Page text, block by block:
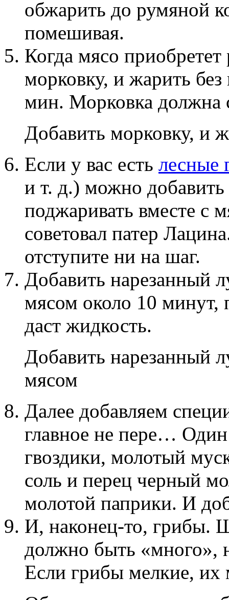
обжарить до румяной
помешивая.
Когда мясо
морковку, и жарить
мин. Морковка должна
Добавить морковку, и
Если у вас есть лесные
и т. д.) можно добавить
поджаривать вместе с
советовал патер
отступите ни на шаг.
Добавить нарезанный
мясом около 10 минут,
даст жидкость.
Добавить нарезанный
мясом
Далее добавляем
главное не пере…
гвоздики, молотый
соль и перец черный
молотой паприки. И
И, наконец-то, грибы.
должно быть «много»,
Если грибы мелкие, их